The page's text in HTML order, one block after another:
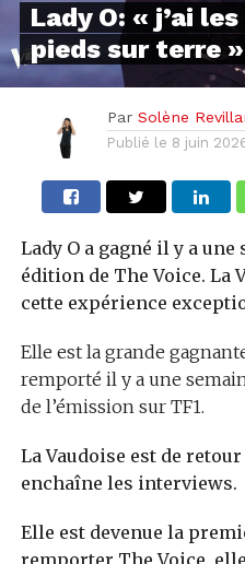
Lady O: « j’ai les
pieds sur terre »
Par Solène
Publié le 8 juin
Lady O a gagné il y a
édition de The Voice. La
cette expérience
Elle est la grande
remporté il y a une
de l’émission sur TF1.
La Vaudoise est de
enchaîne les interviews.
Elle est devenue la
remporter The Voice,